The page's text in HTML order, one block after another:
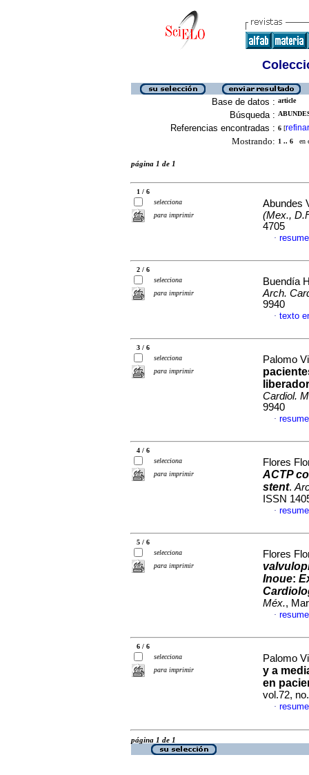
Base de datos : article
Búsqueda :
Referencias encontradas : 6 [refinar
Mostrando: 1 .. 6 en
página 1 de 1
1 / 6
selecciona
para imprimir
Abundes
(Mex.,
4705
·
2 / 6
selecciona
para imprimir
Buendía
Arch.
9940
· texto
3 / 6
selecciona
para imprimir
Palomo
Cardiol.
9940
·
4 / 6
selecciona
para imprimir
Flores
ACTP
stent.
ISSN
·
5 / 6
selecciona
para imprimir
Flores
Inoue:
Méx.,
·
6 / 6
selecciona
para imprimir
Palomo
y a
en
vol.72,
·
página 1 de 1